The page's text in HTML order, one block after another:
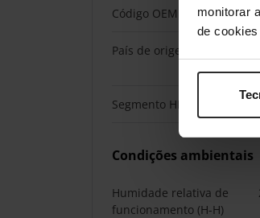
monitorar
de
Código OEM
País de origem
Segmento HP
Condições ambientais
Humidade relativa de
funcionamento (H-H)